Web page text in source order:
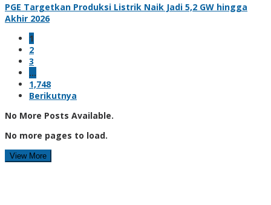
PGE Targetkan Produksi Listrik Naik Jadi 5,2 GW hingga
Akhir 2026
1
2
3
…
1,748
Berikutnya
No More Posts Available.
No more pages to load.
View More